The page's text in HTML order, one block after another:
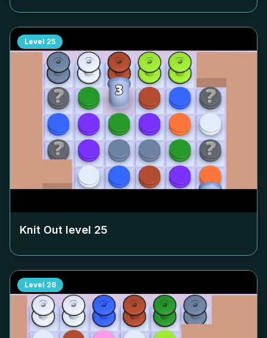
Level 25
Knit Out level 25
Level 26